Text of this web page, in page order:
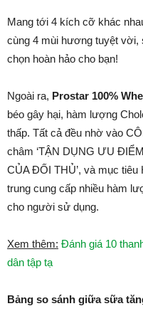
Mang tới 4 kích cỡ khác
cùng 4 mùi hương tuyệt vời,
chọn hoàn hảo cho bạn!
Ngoài ra, Prostar 100%
béo gây hại, hàm lượng
thấp. Tất cả đều nhờ vào
châm ‘TẬN DỤNG ƯU
CỦA ĐỐI THỦ’, và mục
trung cung cấp nhiều hàm
cho người sử dụng.
Xem thêm: Đánh giá 10
dân tập tạ
Bảng so sánh giữa sữa